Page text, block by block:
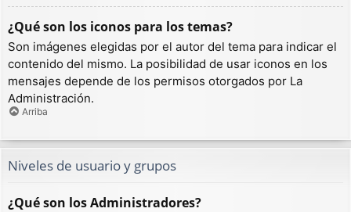
¿Qué son los iconos para los temas?
Son imágenes elegidas por el autor del tema para indicar el
contenido del mismo. La posibilidad de usar iconos en los
mensajes depende de los permisos otorgados por La
Administración.
Arriba
Niveles de usuario y grupos
¿Qué son los Administradores?